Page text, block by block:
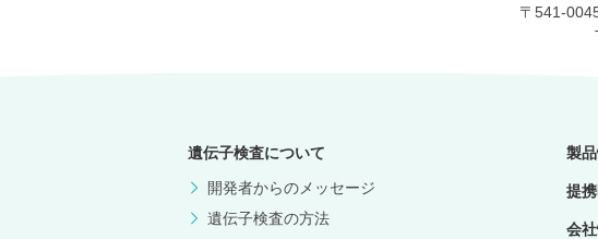
〒541-
遺伝子検査について
開発者からのメッセージ
遺伝子検査の方法
製
提
会